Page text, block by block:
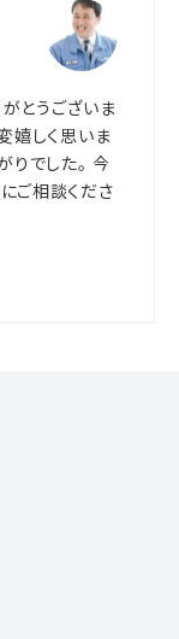
とうございま
嬉しく思いま
りでした。 今
ご相談くださ